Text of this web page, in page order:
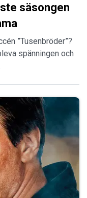
säsongen
”Tusenbröder”?
spänningen och